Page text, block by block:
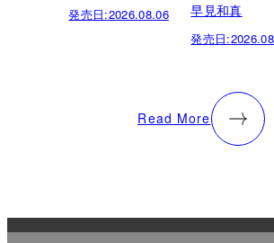
発売日:2026.08.06 早見和真
発売日:
Read More